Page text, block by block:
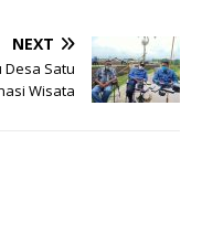
NEXT
Desa Satu
Wisata